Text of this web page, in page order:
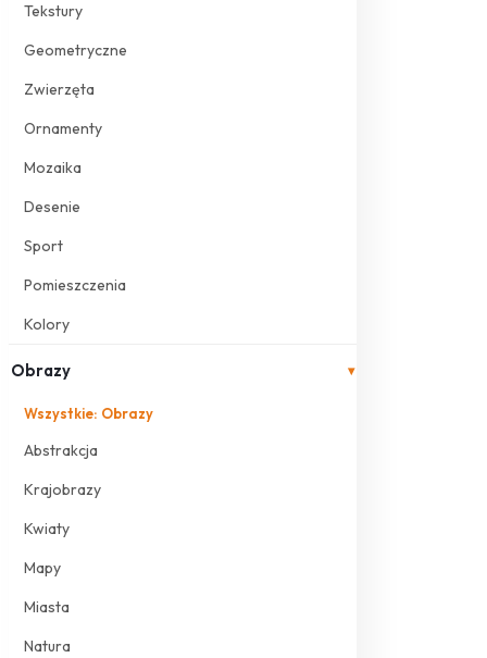
Tekstury
Geometryczne
Zwierzęta
Ornamenty
Mozaika
Desenie
Sport
Pomieszczenia
Kolory
Obrazy ▾
Wszystkie: Obrazy
Abstrakcja
Krajobrazy
Kwiaty
Mapy
Miasta
Natura